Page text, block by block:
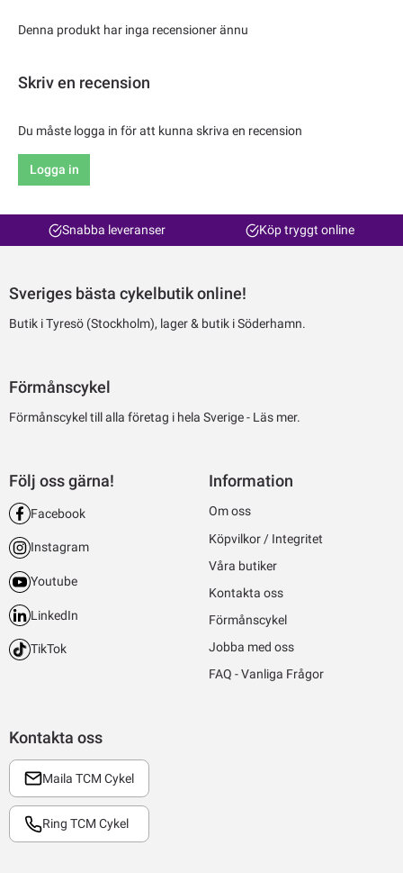
Denna produkt har inga recensioner ännu
Skriv en recension
Du måste logga in för att kunna skriva en recension
Logga in
Snabba leveranser Köp tryggt online
Sveriges bästa cykelbutik online!
Butik i Tyresö (Stockholm), lager & butik i Söderhamn.
Förmånscykel
Förmånscykel till alla företag i hela Sverige - Läs mer.
Kontakta oss
Maila TCM Cykel
Ring TCM Cykel
Följ oss gärna!
Facebook
Instagram
Youtube
LinkedIn
TikTok
Information
Om oss
Köpvilkor / Integritet
Våra butiker
Kontakta oss
Förmånscykel
Jobba med oss
FAQ - Vanliga Frågor